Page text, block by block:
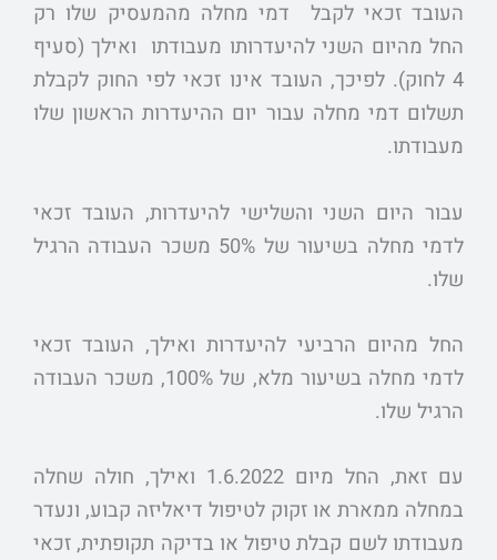
העובד זכאי לקבל דמי מחלה מהמעסיק שלו רק
החל מהיום השני להיעדרותו מעבודתו ואילך (סעיף
4 לחוק). לפיכך, העובד אינו זכאי לפי החוק לקבלת
תשלום דמי מחלה עבור יום ההיעדרות הראשון שלו
מעבודתו.
עבור היום השני והשלישי להיעדרות, העובד זכאי
לדמי מחלה בשיעור של 50% משכר העבודה הרגיל
שלו.
החל מהיום הרביעי להיעדרות ואילך, העובד זכאי
לדמי מחלה בשיעור מלא, של 100%, משכר העבודה
הרגיל שלו.
עם זאת, החל מיום 1.6.2022 ואילך, חולה שחלה
במחלה ממארת או זקוק לטיפול דיאליזה קבוע, ונעדר
מעבודתו לשם קבלת טיפול או בדיקה תקופתית, זכאי